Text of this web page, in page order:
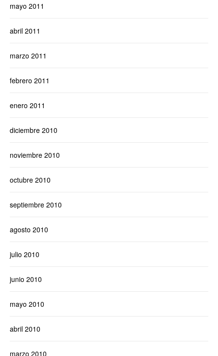
mayo 2011
abril 2011
marzo 2011
febrero 2011
enero 2011
diciembre 2010
noviembre 2010
octubre 2010
septiembre 2010
agosto 2010
julio 2010
junio 2010
mayo 2010
abril 2010
marzo 2010